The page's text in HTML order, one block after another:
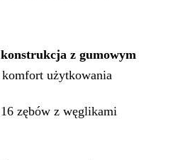
z gumowym
użytkowania
16 zębów z węglikami